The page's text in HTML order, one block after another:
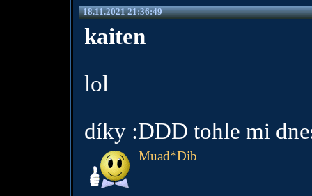
18.11.2021 21:36:49
kaiten
lol
díky :DDD tohle mi
Muad*Dib